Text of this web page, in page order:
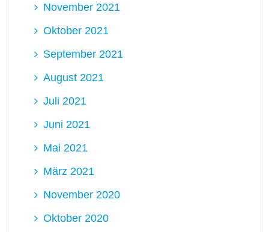
November 2021
Oktober 2021
September 2021
August 2021
Juli 2021
Juni 2021
Mai 2021
März 2021
November 2020
Oktober 2020